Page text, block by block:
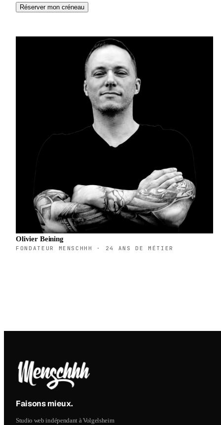
Réserver mon créneau
Olivier Beining
FONDATEUR MENSCHHH · 24 ANS DE MÉTIER
Faisons mieux.
Studio web indépendant à Volgelsheim